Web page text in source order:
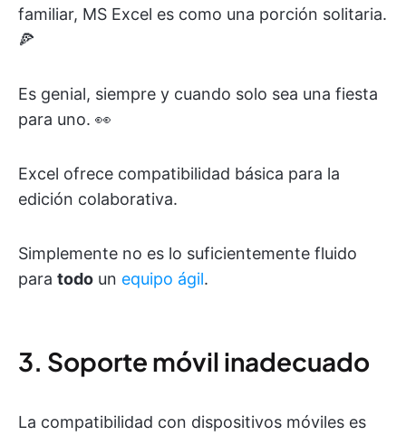
familiar, MS Excel es como una porción solitaria.
🍕
Es genial, siempre y cuando solo sea una fiesta
para uno. 👀
Excel ofrece compatibilidad básica para la
edición colaborativa.
Simplemente no es lo suficientemente fluido
para todo un equipo ágil.
3. Soporte móvil inadecuado
La compatibilidad con dispositivos móviles es